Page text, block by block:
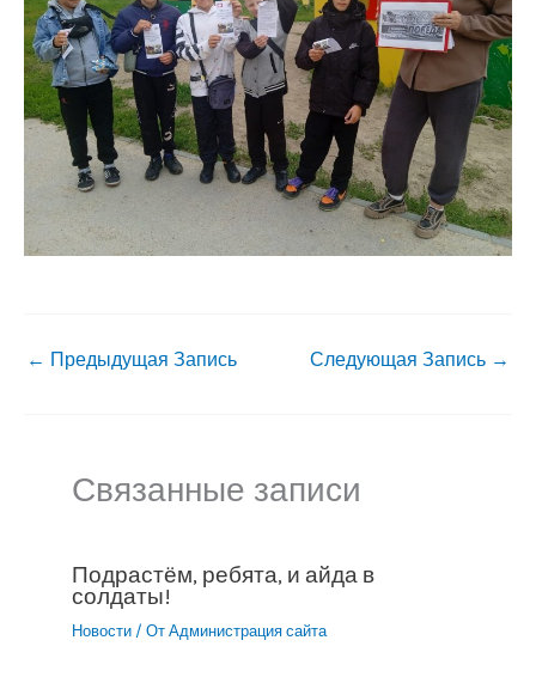
← Предыдущая Запись Следующая Запись →
Связанные записи
Подрастём, ребята, и айда в
солдаты!
Новости / От Администрация сайта